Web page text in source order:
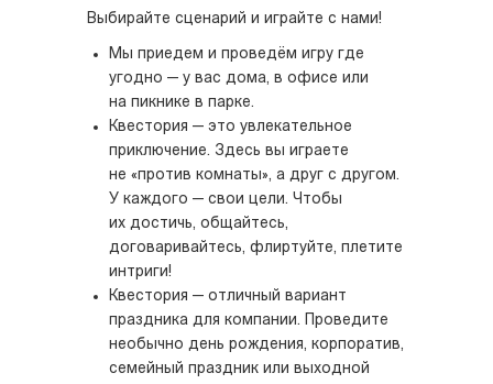
Выбирайте сценарий и играйте с нами!
Мы приедем и проведём игру где
угодно — у вас дома, в офисе или
на пикнике в парке.
Квестория — это увлекательное
приключение. Здесь вы играете
не «против комнаты», а друг с другом.
У каждого — свои цели. Чтобы
их достичь, общайтесь,
договаривайтесь, флиртуйте, плетите
интриги!
Квестория — отличный вариант
праздника для компании. Проведите
необычно день рождения, корпоратив,
семейный праздник или выходной